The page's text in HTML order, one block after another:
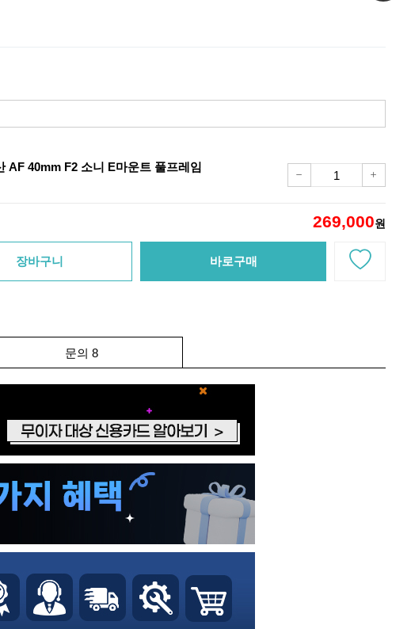
AF 40mm F2 소니 E마운트 풀프레임
269,000원
장바구니 바로구매
문의 8